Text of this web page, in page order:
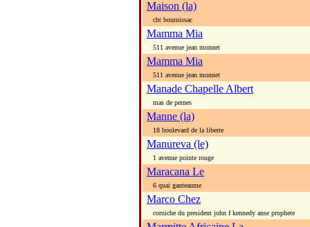
Maison (la)
cht bournissac
Mamma Mia
511 avenue jean monnet
Mamma Mia
511 avenue jean monnet
Manade Chapelle Albert
mas de pernes
Manne (la)
18 boulevard de la liberte
Manureva (le)
1 avenue pointe rouge
Maracana Le
6 quai ganteaume
Marco Chez
corniche du president john f kennedy anse prophete